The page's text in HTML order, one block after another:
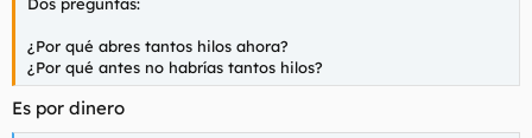
¿Por qué abres tantos hilos ahora?
¿Por qué antes no habrías tantos hilos?
Es por dinero